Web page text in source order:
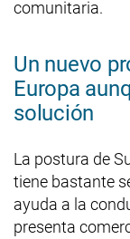
comunitaria.
Un nuevo
Europa
solución
La postura de
tiene bastante
ayuda a la
presenta